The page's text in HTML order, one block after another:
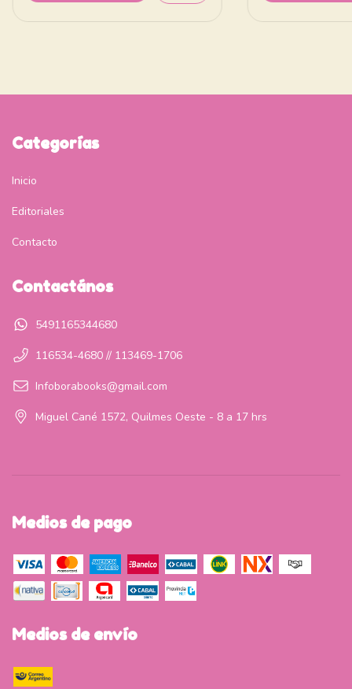
Categorías
Inicio
Editoriales
Contacto
Contactános
5491165344680
116534-4680 // 113469-1706
Infoborabooks@gmail.com
Miguel Cané 1572, Quilmes Oeste - 8 a 17 hrs
Medios de pago
Medios de envío